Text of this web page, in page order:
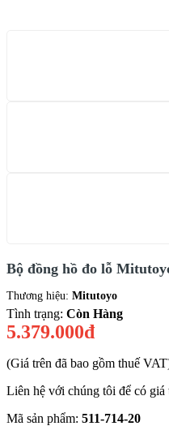
Bộ đồng hồ đo lỗ
Thương hiệu: Mitutoyo
Tình trạng: Còn Hàng
5.379.000đ
(Giá trên đã bao gồm thuế
Liên hệ với chúng tôi để có giá
Mã sản phẩm: 511-714-20